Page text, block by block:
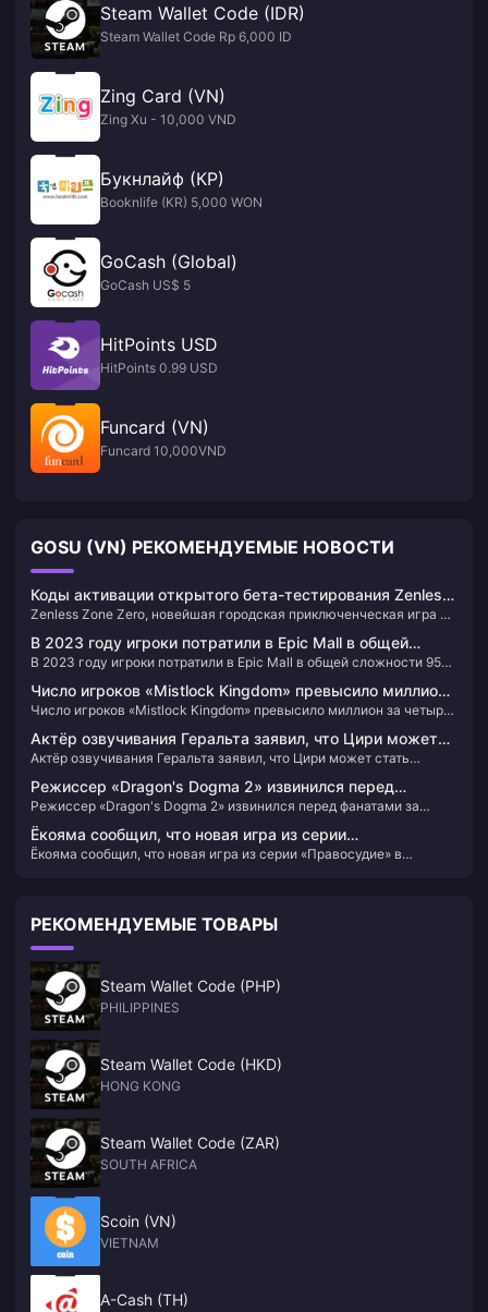
Steam Wallet Code (IDR)
Steam Wallet Code Rp 6,000 ID
Zing Card (VN)
Zing Xu - 10,000 VND
Букнлайф (КР)
Booknlife (KR) 5,000 WON
GoCash (Global)
GoCash US$ 5
HitPoints USD
HitPoints 0.99 USD
Funcard (VN)
Funcard 10,000VND
GOSU (VN) РЕКОМЕНДУЕМЫЕ НОВОСТИ
Коды активации открытого бета-тестирования Zenless
Zone Zero и последние новости
Zenless Zone Zero, новейшая городская приключенческая игра от
Действие игры разворачивается в городе недалекого будущего
под названием Новый Эриду. Игра переносит игроков в мир,
пострадавший от сверхъестественных катастроф, известных как
«Пустоты». ." Игрокам предстоит выполнять различные миссии по
борьбе с этими аномалиями и раскрывать скрытые за ними
тайны.
В 2023 году игроки потратили в Epic Mall в общей
сложности 950 миллионов долларов США, всего было
роздано 86 игр.
В 2023 году игроки потратили в Epic Mall в общей сложности 950
Число игроков «Mistlock Kingdom» превысило миллион
за четыре дня после запуска.
Число игроков «Mistlock Kingdom» превысило миллион за четыре
Актёр озвучивания Геральта заявил, что Цири может
стать главным героем новой игры «Ведьмак»
Актёр озвучивания Геральта заявил, что Цири может стать
Режиссер «Dragon's Dogma 2» извинился перед
фанатами за долгое ожидание, мир в два раза больше,
чем в предыдущей игре
Режиссер «Dragon's Dogma 2» извинился перед фанатами за
долгое ожидание, мир в два раза больше, чем в предыдущей игре
Ёкояма сообщил, что новая игра из серии
«Правосудие» в настоящее время не разрабатывается
Ёкояма сообщил, что новая игра из серии «Правосудие» в
РЕКОМЕНДУЕМЫЕ ТОВАРЫ
Steam Wallet Code (PHP)
PHILIPPINES
Steam Wallet Code (HKD)
HONG KONG
Steam Wallet Code (ZAR)
SOUTH AFRICA
Scoin (VN)
VIETNAM
A-Cash (TH)